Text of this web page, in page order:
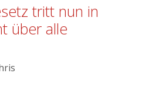
tritt nun in
über alle